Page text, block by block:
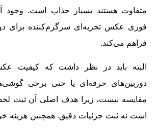
متفاوت هستند بسیار جذاب است. وجود
فوری عکس تجربه‌ای سرگرم‌کننده برای
فراهم می‌کند.
البته باید در نظر داشت که کیفیت
دوربین‌های حرفه‌ای یا حتی برخی
مقایسه نیست، زیرا هدف اصلی آن ثبت